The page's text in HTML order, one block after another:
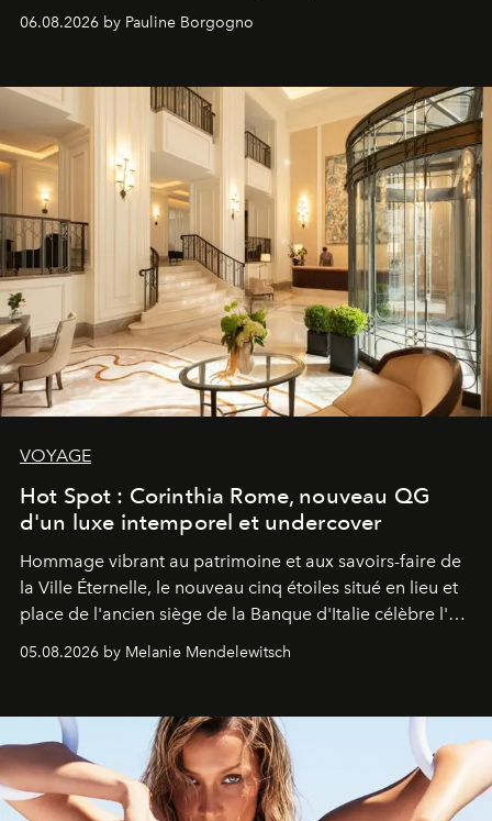
06.08.2026 by Pauline Borgogno
VOYAGE
Hot Spot : Corinthia Rome, nouveau QG
d'un luxe intemporel et undercover
Hommage vibrant au patrimoine et aux savoirs-faire de
la Ville Éternelle, le nouveau cinq étoiles situé en lieu et
place de l'ancien siège de la Banque d'Italie célèbre l'art
05.08.2026 by Melanie Mendelewitsch